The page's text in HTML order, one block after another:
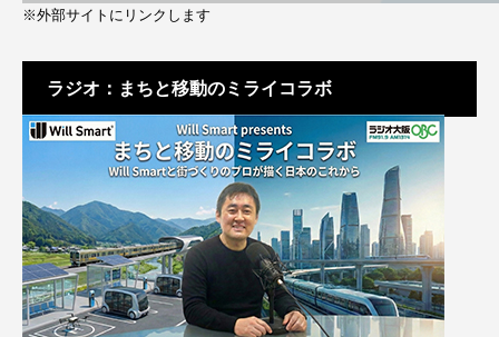
※外部サイトにリンクします
ラジオ：まちと移動のミライコラボ